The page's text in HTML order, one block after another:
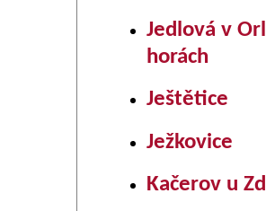
Jedlová v
horách
Ještětice
Ježkovice
Kačerov u